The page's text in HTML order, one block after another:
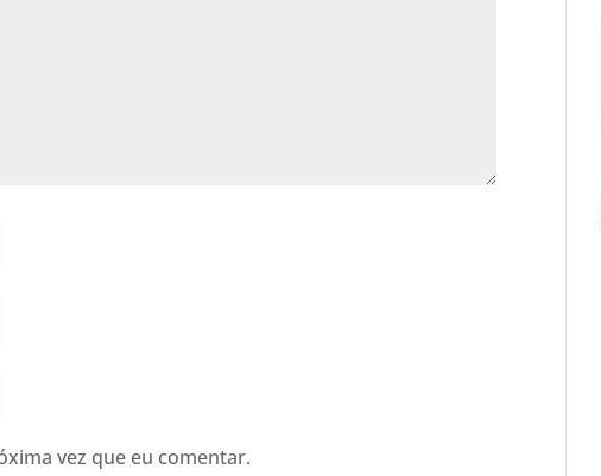
vez que eu comentar.